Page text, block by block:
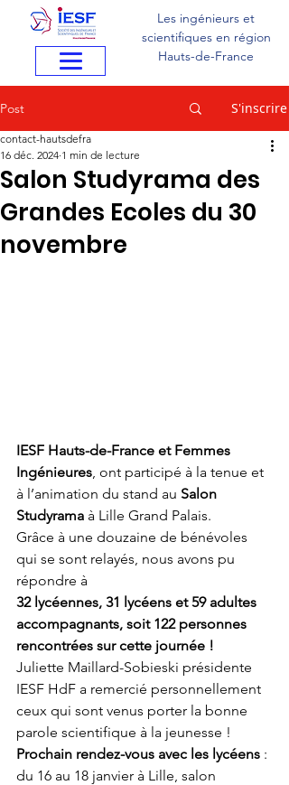
Les ingénieurs et
scientifiques en région
Hauts-de-France
Post S'inscrire
Salon Studyrama des
Grandes Ecoles du 30
novembre
contact-hautsdefra
16 déc. 2024 1 min de lecture
IESF Hauts-de-France et Femmes
Ingénieures , ont participé à la tenue et
à l’animation du stand au Salon
Studyrama à Lille Grand Palais.
Grâce à une douzaine de bénévoles
qui se sont relayés, nous avons pu
répondre à
32 lycéennes, 31 lycéens et 59 adultes
accompagnants, soit 122 personnes
rencontrées sur cette journée !
Juliette Maillard-Sobieski présidente
IESF HdF a remercié personnellement
ceux qui sont venus porter la bonne
parole scientifique à la jeunesse !
Prochain rendez-vous avec les lycéens :
du 16 au 18 janvier à Lille, salon